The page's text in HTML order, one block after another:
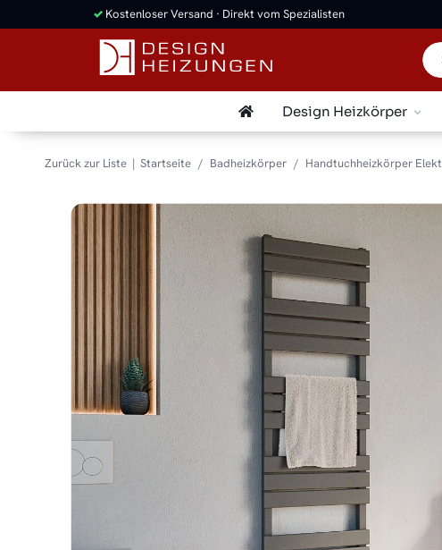
✓ Kostenloser Versand · Direkt vom Spezialisten
Design Heizkörper
Zurück zur Liste Startseite Badheizkörper Handtuchheizkörper